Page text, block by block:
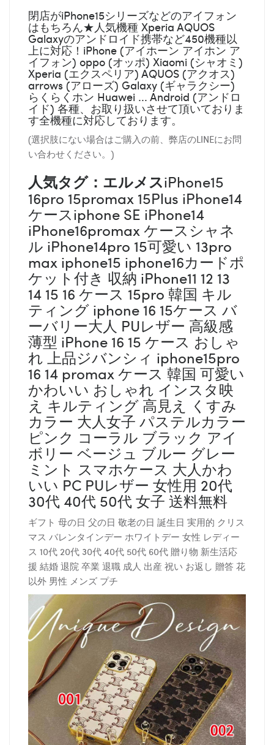
閉店がiPhone15シリーズなどのアイフォン
はもちろん★人気機種 Xperia AQUOS
Galaxyのアンドロイド携帯など450機種以
上に対応！iPhone (アイホーン アイホン ア
イフォン) oppo (オッポ) Xiaomi (シャオミ)
Xperia (エクスペリア) AQUOS (アクオス)
arrows (アローズ) Galaxy (ギャラクシー)
らくらくホン Huawei ... Android (アンドロ
イド) 各種、お取り扱いさせて頂いておりま
す全機種に対応しております。
(選択肢にない場合はご購入の前、弊店のLINEにお問
い合わせください。)
人気タグ：エルメスiPhone15
16pro 15promax 15Plus iPhone14
ケースiphone SE iPhone14
iPhone16promax ケースシャネ
ル iPhone14pro 15可愛い 13pro
max iphone15 iphone16カードポ
ケット付き 収納 iPhone11 12 13
14 15 16 ケース 15pro 韓国 キル
ティング iphone 16 15ケース バ
ーバリー大人 PUレザー 高級感
薄型 iPhone 16 15 ケース おしゃ
れ 上品ジバンシィ iphone15pro
16 14 promax ケース 韓国 可愛い
かわいい おしゃれ インスタ映
え キルティング 高見え くすみ
カラー 大人女子 パステルカラー
ピンク コーラル ブラック アイ
ボリー ベージュ ブルー グレー
ミント スマホケース 大人かわ
いい PC PUレザー 女性用 20代
30代 40代 50代 女子 送料無料
ギフト 母の日 父の日 敬老の日 誕生日 実用的 クリス
マス バレンタインデー ホワイトデー 女性 レディー
ス 10代 20代 30代 40代 50代 60代 贈り物 新生活応
援 結婚 退院 卒業 退職 成人 出産 祝い お返し 贈答 花
以外 男性 メンズ プチ